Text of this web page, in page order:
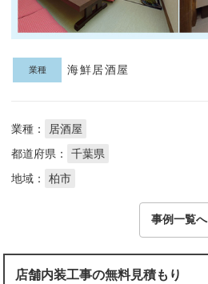
業種 海鮮居酒屋
業種：
居酒屋
都道府県：
千葉県
地域：
柏市
事例一覧へ
店舗内装工事の無料見積もり